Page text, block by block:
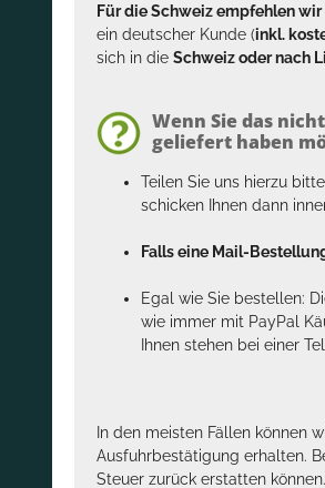
Für die Schweiz empfehlen
ein deutscher Kunde (inkl.
sich in die Schweiz oder nach
Wenn Sie das
geliefert haben
Teilen Sie uns hierzu
schicken Ihnen dann
Falls eine Mail-
Egal wie Sie bestellen:
wie immer mit PayPal
Ihnen stehen bei einer
In den meisten Fällen können
Ausfuhrbestätigung erhalten.
Steuer zurück erstatten